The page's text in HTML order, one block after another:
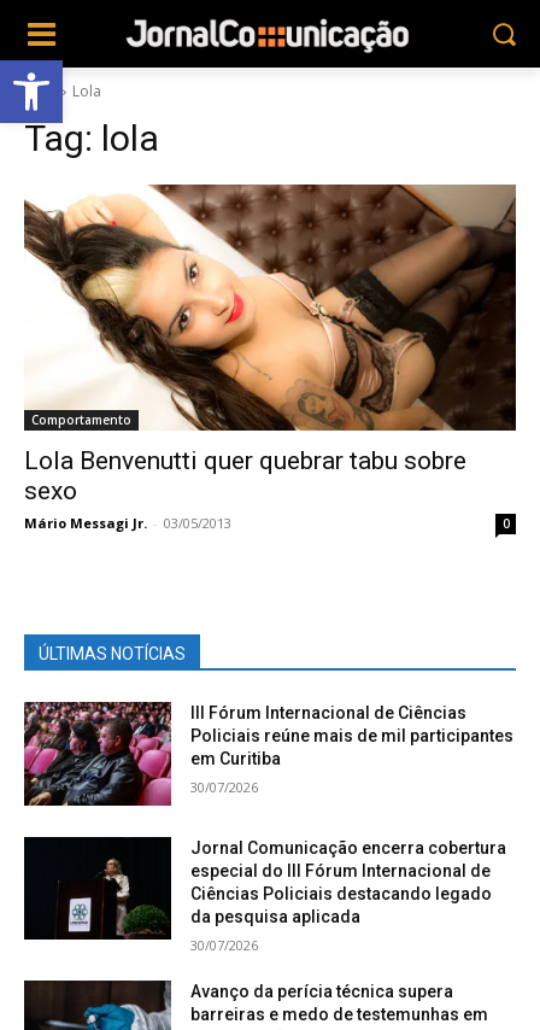
Abrir a barra de ferramentas
Tags Lola
Tag: lola
Comportamento
Lola Benvenutti quer quebrar tabu sobre
sexo
Mário Messagi Jr. - 03/05/2013 0
ÚLTIMAS NOTÍCIAS
III Fórum Internacional de Ciências
Policiais reúne mais de mil participantes
em Curitiba
30/07/2026
Jornal Comunicação encerra cobertura
especial do III Fórum Internacional de
Ciências Policiais destacando legado
da pesquisa aplicada
30/07/2026
Avanço da perícia técnica supera
barreiras e medo de testemunhas em